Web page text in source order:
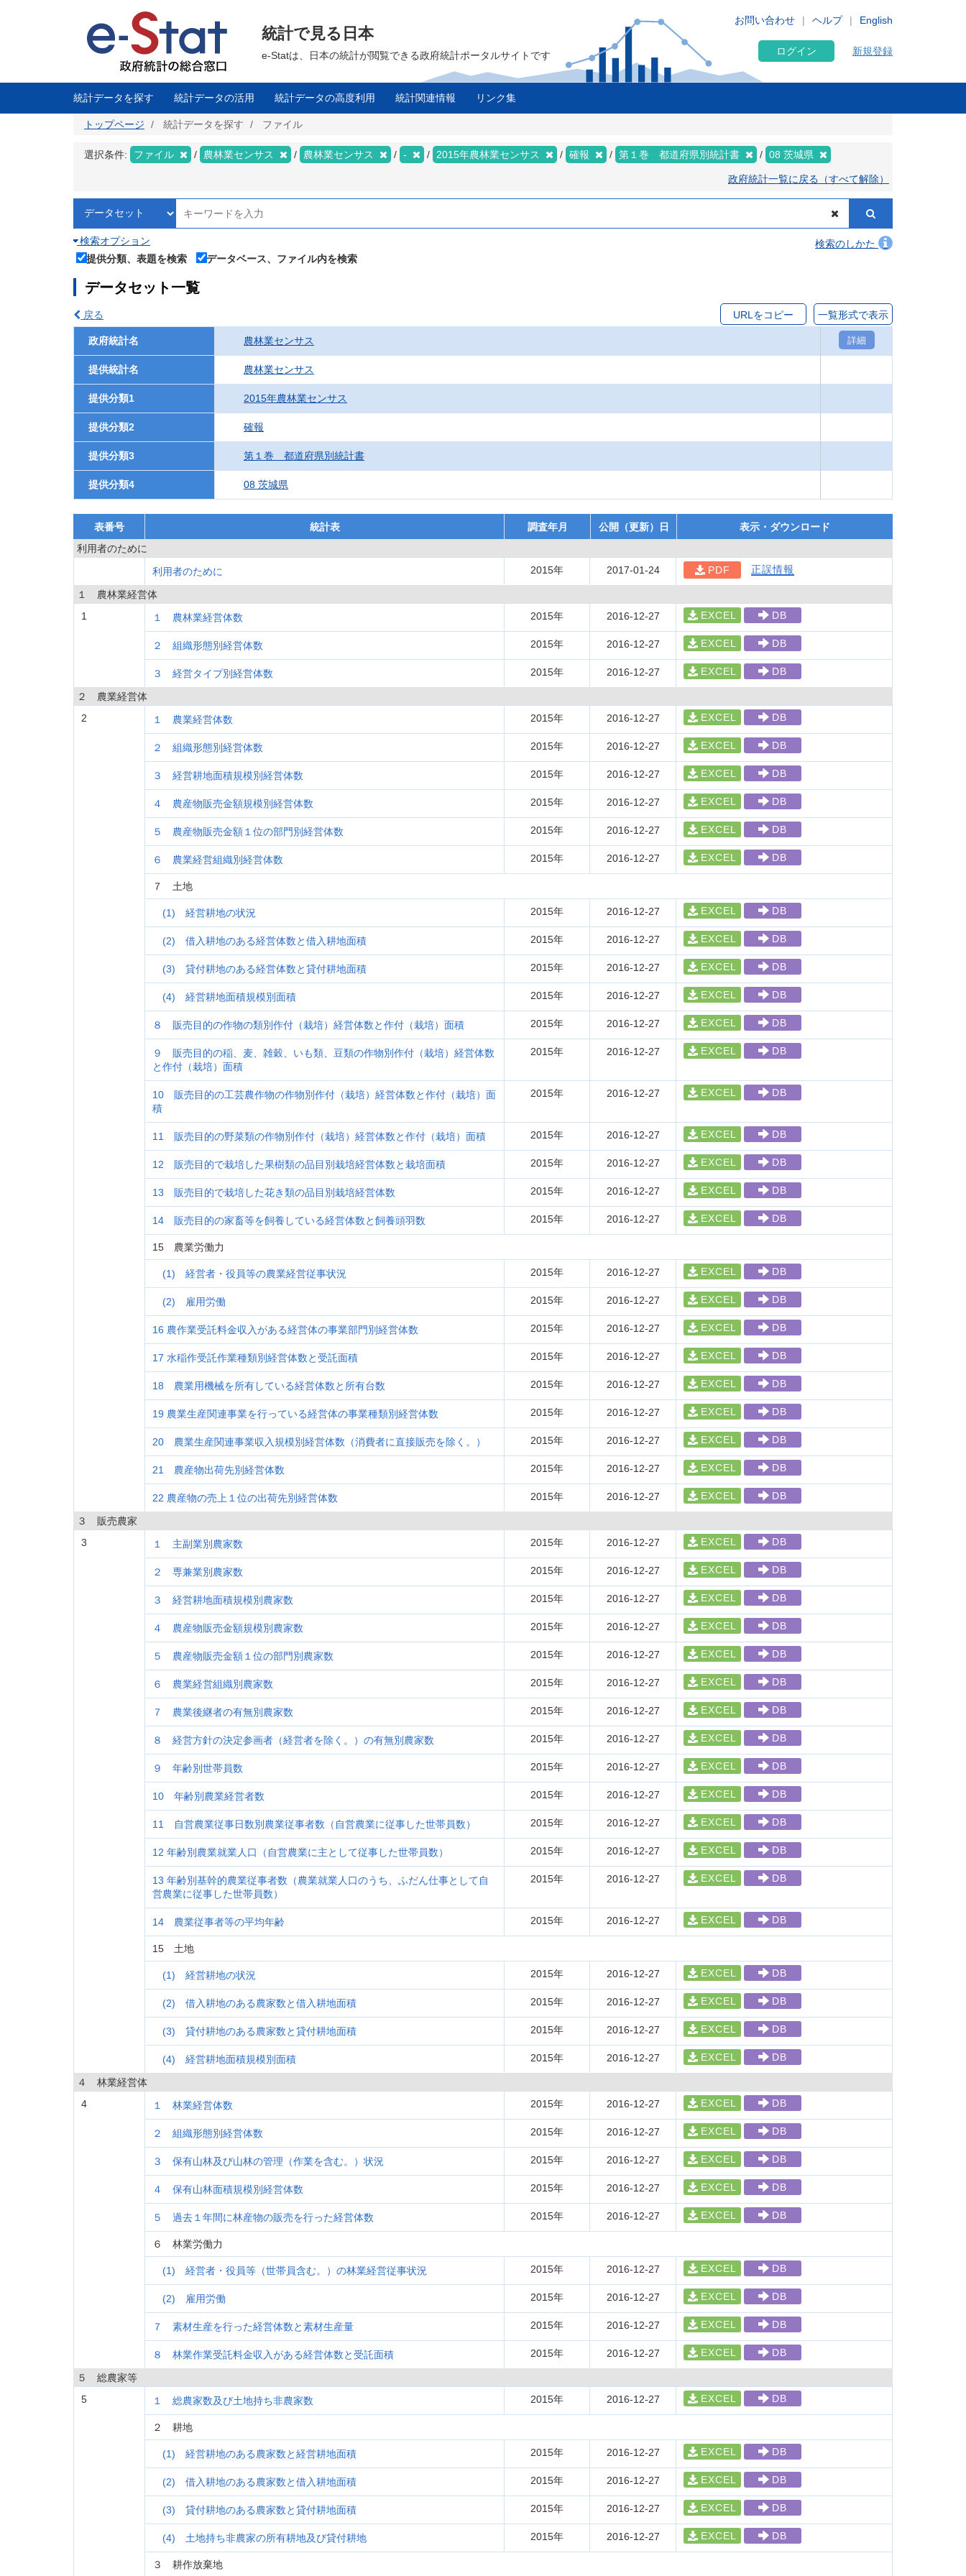
に
English
お問い合わせ ヘルプ
統計で見る日本
e-Statは、日本の統計が閲覧できる政府統計ポータルサイトです ログイン 新規登録
統計データを探す 統計データの活用 統計データの高度利用 統計関連情報 リンク集
トップページ 統計データを探す ファイル
選択条件: ファイル 農林業センサス 農林業センサス - 2015年農林業センサス 確報 第１巻 都道府県別統計書 08 茨城県
政府統計一覧に戻る（すべて解除）
検索オプション
検索のしかた
提供分類、表題を検索
データベース、ファイル内を検索
データセット一覧
戻る URLをコピー 一覧形式で表示
政府統計名 農林業センサス 詳細
提供統計名 農林業センサス
提供分類1 2015年農林業センサス
提供分類2 確報
提供分類3 第１巻 都道府県別統計書
提供分類4 08 茨城県
表番号 統計表 調査年月 公開（更新）日
表示・ダウンロード
利用者のために
利用者のために
2015年 2017-01-24 PDF 正誤情報
１ 農林業経営体
1
１ 農林業経営体数 2015年 2016-12-27 EXCEL DB
２ 組織形態別経営体数 2015年 2016-12-27 EXCEL DB
３ 経営タイプ別経営体数 2015年 2016-12-27 EXCEL DB
２ 農業経営体
2
１ 農業経営体数 2015年 2016-12-27 EXCEL DB
２ 組織形態別経営体数 2015年 2016-12-27 EXCEL DB
３ 経営耕地面積規模別経営体数 2015年 2016-12-27 EXCEL DB
４ 農産物販売金額規模別経営体数 2015年 2016-12-27 EXCEL DB
５ 農産物販売金額１位の部門別経営体数 2015年 2016-12-27 EXCEL DB
６ 農業経営組織別経営体数 2015年 2016-12-27 EXCEL DB
７ 土地
(1) 経営耕地の状況 2015年 2016-12-27 EXCEL DB
(2) 借入耕地のある経営体数と借入耕地面積 2015年 2016-12-27 EXCEL DB
(3) 貸付耕地のある経営体数と貸付耕地面積 2015年 2016-12-27 EXCEL DB
(4) 経営耕地面積規模別面積 2015年 2016-12-27 EXCEL DB
８ 販売目的の作物の類別作付（栽培）経営体数と作付（栽培）面積 2015年 2016-12-27 EXCEL DB
９ 販売目的の稲、麦、雑穀、いも類、豆類の作物別作付（栽培）経営体数
と作付（栽培）面積
2015年 2016-12-27 EXCEL DB
10 販売目的の工芸農作物の作物別作付（栽培）経営体数と作付（栽培）面
積
2015年 2016-12-27 EXCEL DB
11 販売目的の野菜類の作物別作付（栽培）経営体数と作付（栽培）面積 2015年 2016-12-27 EXCEL DB
12 販売目的で栽培した果樹類の品目別栽培経営体数と栽培面積 2015年 2016-12-27 EXCEL DB
13 販売目的で栽培した花き類の品目別栽培経営体数 2015年 2016-12-27 EXCEL DB
14 販売目的の家畜等を飼養している経営体数と飼養頭羽数 2015年 2016-12-27 EXCEL DB
15 農業労働力
(1) 経営者・役員等の農業経営従事状況 2015年 2016-12-27 EXCEL DB
(2) 雇用労働 2015年 2016-12-27 EXCEL DB
16 農作業受託料金収入がある経営体の事業部門別経営体数 2015年 2016-12-27 EXCEL DB
17 水稲作受託作業種類別経営体数と受託面積 2015年 2016-12-27 EXCEL DB
18 農業用機械を所有している経営体数と所有台数 2015年 2016-12-27 EXCEL DB
19 農業生産関連事業を行っている経営体の事業種類別経営体数 2015年 2016-12-27 EXCEL DB
20 農業生産関連事業収入規模別経営体数（消費者に直接販売を除く。） 2015年 2016-12-27 EXCEL DB
21 農産物出荷先別経営体数 2015年 2016-12-27 EXCEL DB
22 農産物の売上１位の出荷先別経営体数 2015年 2016-12-27 EXCEL DB
３ 販売農家
3
１ 主副業別農家数 2015年 2016-12-27 EXCEL DB
２ 専兼業別農家数 2015年 2016-12-27 EXCEL DB
３ 経営耕地面積規模別農家数 2015年 2016-12-27 EXCEL DB
４ 農産物販売金額規模別農家数 2015年 2016-12-27 EXCEL DB
５ 農産物販売金額１位の部門別農家数 2015年 2016-12-27 EXCEL DB
６ 農業経営組織別農家数 2015年 2016-12-27 EXCEL DB
７ 農業後継者の有無別農家数 2015年 2016-12-27 EXCEL DB
８ 経営方針の決定参画者（経営者を除く。）の有無別農家数 2015年 2016-12-27 EXCEL DB
９ 年齢別世帯員数 2015年 2016-12-27 EXCEL DB
10 年齢別農業経営者数 2015年 2016-12-27 EXCEL DB
11 自営農業従事日数別農業従事者数（自営農業に従事した世帯員数） 2015年 2016-12-27 EXCEL DB
12 年齢別農業就業人口（自営農業に主として従事した世帯員数） 2015年 2016-12-27 EXCEL DB
13 年齢別基幹的農業従事者数（農業就業人口のうち、ふだん仕事として自
営農業に従事した世帯員数）
2015年 2016-12-27 EXCEL DB
14 農業従事者等の平均年齢 2015年 2016-12-27 EXCEL DB
15 土地
(1) 経営耕地の状況 2015年 2016-12-27 EXCEL DB
(2) 借入耕地のある農家数と借入耕地面積 2015年 2016-12-27 EXCEL DB
(3) 貸付耕地のある農家数と貸付耕地面積 2015年 2016-12-27 EXCEL DB
(4) 経営耕地面積規模別面積 2015年 2016-12-27 EXCEL DB
４ 林業経営体
4
１ 林業経営体数 2015年 2016-12-27 EXCEL DB
２ 組織形態別経営体数 2015年 2016-12-27 EXCEL DB
３ 保有山林及び山林の管理（作業を含む。）状況 2015年 2016-12-27 EXCEL DB
４ 保有山林面積規模別経営体数 2015年 2016-12-27 EXCEL DB
５ 過去１年間に林産物の販売を行った経営体数 2015年 2016-12-27 EXCEL DB
６ 林業労働力
(1) 経営者・役員等（世帯員含む。）の林業経営従事状況 2015年 2016-12-27 EXCEL DB
(2) 雇用労働 2015年 2016-12-27 EXCEL DB
７ 素材生産を行った経営体数と素材生産量 2015年 2016-12-27 EXCEL DB
８ 林業作業受託料金収入がある経営体数と受託面積 2015年 2016-12-27 EXCEL DB
５ 総農家等
5
１ 総農家数及び土地持ち非農家数 2015年 2016-12-27 EXCEL DB
２ 耕地
(1) 経営耕地のある農家数と経営耕地面積 2015年 2016-12-27 EXCEL DB
(2) 借入耕地のある農家数と借入耕地面積 2015年 2016-12-27 EXCEL DB
(3) 貸付耕地のある農家数と貸付耕地面積 2015年 2016-12-27 EXCEL DB
(4) 土地持ち非農家の所有耕地及び貸付耕地 2015年 2016-12-27 EXCEL DB
３ 耕作放棄地